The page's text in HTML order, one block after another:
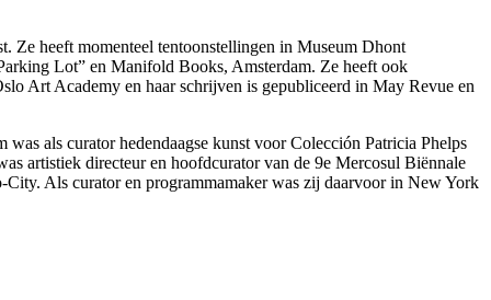
Ze heeft momenteel tentoonstellingen in Museum Dhont
Lot” en Manifold Books, Amsterdam. Ze heeft ook
Art Academy en haar schrijven is gepubliceerd in May Revue en
als curator hedendaagse kunst voor Colección Patricia Phelps
artistiek directeur en hoofdcurator van de 9e Mercosul Biënnale
Als curator en programmamaker was zij daarvoor in New York